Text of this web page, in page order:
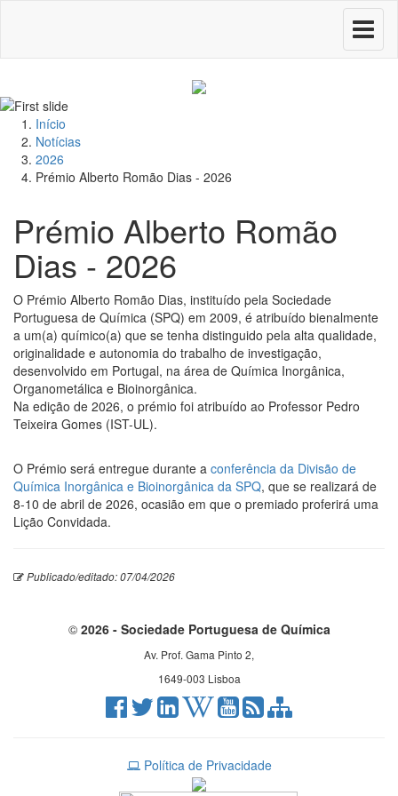
Toggle
Início
Notícias
2026
Prémio Alberto Romão Dias - 2026
Prémio Alberto Romão
Dias - 2026
O Prémio Alberto Romão Dias, instituído pela Sociedade
Portuguesa de Química (SPQ) em 2009, é atribuído bienalmente
a um(a) químico(a) que se tenha distinguido pela alta qualidade,
originalidade e autonomia do trabalho de investigação,
desenvolvido em Portugal, na área de Química Inorgânica,
Organometálica e Bioinorgânica.
Na edição de 2026, o prémio foi atribuído ao Professor Pedro
Teixeira Gomes (IST-UL).
O Prémio será entregue durante a conferência da Divisão de
Química Inorgânica e Bioinorgânica da SPQ, que se realizará de
8-10 de abril de 2026, ocasião em que o premiado proferirá uma
Lição Convidada.
Publicado/editado: 07/04/2026
© 2026 - Sociedade Portuguesa de Química
Av. Prof. Gama Pinto 2,
1649-003 Lisboa
Política de Privacidade